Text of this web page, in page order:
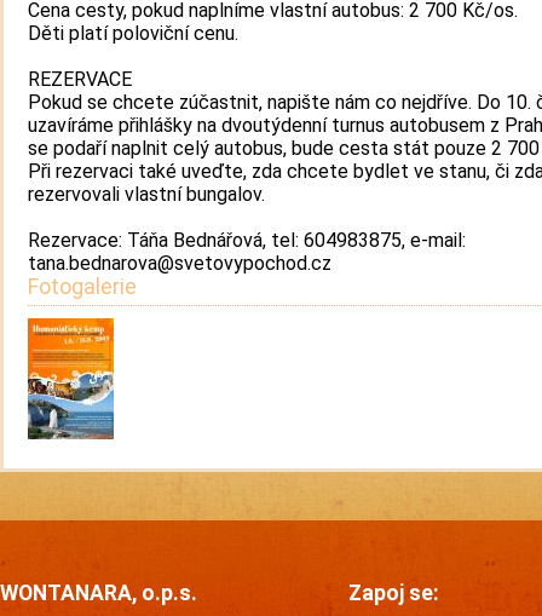
Cena cesty, pokud naplníme vlastní autobus: 2 700 Kč/os.
Děti platí poloviční cenu.
REZERVACE
Pokud se chcete zúčastnit, napište nám co nejdříve. Do 10.
uzavíráme přihlášky na dvoutýdenní turnus autobusem z
se podaří naplnit celý autobus, bude cesta stát pouze 2
Při rezervaci také uveďte, zda chcete bydlet ve stanu, či
rezervovali vlastní bungalov.
Rezervace: Táňa Bednářová, tel: 604983875, e-mail:
tana.bednarova@svetovypochod.cz
Fotogalerie
WONTANARA, o.p.s. Zapoj se: